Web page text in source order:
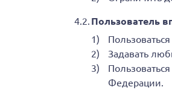
Пользователь
Задавать
Федерации.